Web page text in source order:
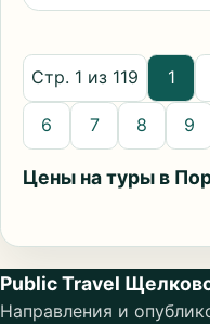
Стр. 1 из 119 1
6 7 8 9
Цены на туры в
Public Travel
Направления и